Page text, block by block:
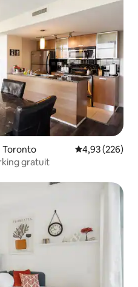
Toronto Évaluation
4,93 (226)
gratuit